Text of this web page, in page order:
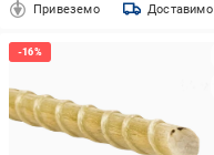
Привеземо Доставимо